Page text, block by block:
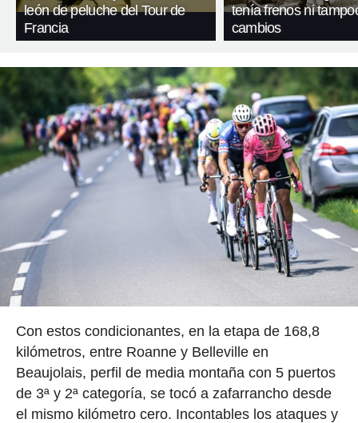
león de peluche del Tour de
Francia
tenía frenos ni
cambios
Con estos condicionantes, en la etapa de 168,8
kilómetros, entre Roanne y Belleville en
Beaujolais, perfil de media montaña con 5 puertos
de 3ª y 2ª categoría, se tocó a zafarrancho desde
el mismo kilómetro cero. Incontables los ataques y